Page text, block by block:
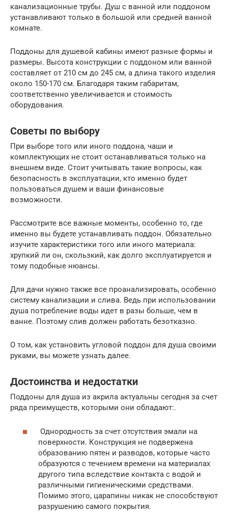
канализационные трубы. Душ с ванной или поддоном
устанавливают только в большой или средней ванной
комнате.
Поддоны для душевой кабины имеют разные формы и
размеры. Высота конструкции с поддоном или ванной
составляет от 210 см до 245 см, а длина такого изделия
около 150-170 см. Благодаря таким габаритам,
соответственно увеличивается и стоимость
оборудования.
Советы по выбору
При выборе того или иного поддона, чаши и
комплектующих не стоит останавливаться только на
внешнем виде. Стоит учитывать такие вопросы, как
безопасность в эксплуатации, кто именно будет
пользоваться душем и ваши финансовые
возможности.
Рассмотрите все важные моменты, особенно то, где
именно вы будете устанавливать поддон. Обязательно
изучите характеристики того или иного материала:
хрупкий ли он, скользкий, как долго эксплуатируется и
тому подобные нюансы.
Для дачи нужно также все проанализировать, особенно
систему канализации и слива. Ведь при использовании
душа потребление воды идет в разы больше, чем в
ванне. Поэтому слив должен работать безотказно.
О том, как установить угловой поддон для душа своими
руками, вы можете узнать далее.
Достоинства и недостатки
Поддоны для душа из акрила актуальны сегодня за счет
ряда преимуществ, которыми они обладают:.
Однородность за счет отсутствия эмали на
поверхности. Конструкция не подвержена
образованию пятен и разводов, которые часто
образуются с течением времени на материалах
другого типа вследствие контакта с водой и
различными гигиеническими средствами.
Помимо этого, царапины никак не способствуют
разрушению самого покрытия.